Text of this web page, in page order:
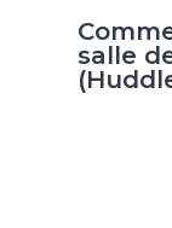
salle